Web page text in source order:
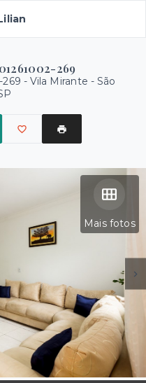
269
269 - Vila Mirante - São
Mais fotos